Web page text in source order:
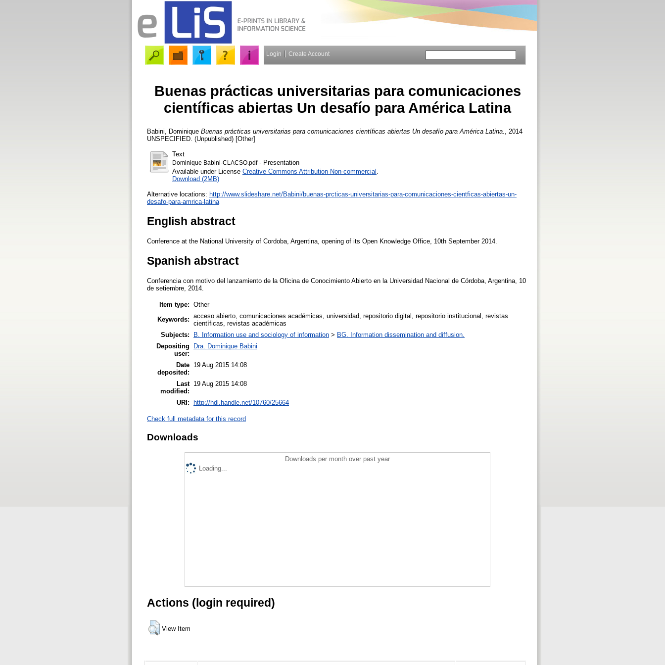
Login Create Account
Buenas prácticas universitarias para comunicaciones
científicas abiertas Un desafío para América Latina
Babini, Dominique Buenas prácticas universitarias para comunicaciones científicas abiertas Un desafío para América Latina.
, 2014
UNSPECIFIED. (Unpublished) [Other]
Text
Dominique Babini-CLACSO.pdf- Presentation
Available under License Creative Commons Attribution Non-commercial
Download (2MB)
Alternative locations: http://www.slideshare.net/Babini/buenas-prcticas-universitarias-para-comunicaciones-cientficas-abiertas-un-
desafo-para-amrica-latina
English abstract
Conference at the National University of Cordoba, Argentina, opening of its Open Knowledge Office, 10th September 2014.
Spanish abstract
Conferencia con motivo del lanzamiento de la Oficina de Conocimiento Abierto en la Universidad Nacional de Córdoba, Argentina, 10
de setiembre, 2014.
Item type: Other
Keywords: acceso abierto, comunicaciones académicas, universidad, repositorio digital, repositorio institucional, revistas
científicas, revistas académicas
Subjects:
B. Information use and sociology of information > BG. Information dissemination and diffusion.
Depositing
user:
Dra. Dominique Babini
Date
deposited:
19 Aug 2015 14:08
Last
modified:
19 Aug 2015 14:08
URI: http://hdl.handle.net/10760/25664
Check full metadata for this record
Downloads
Downloads per month over past year
Loading...
Actions (login required)
View Item